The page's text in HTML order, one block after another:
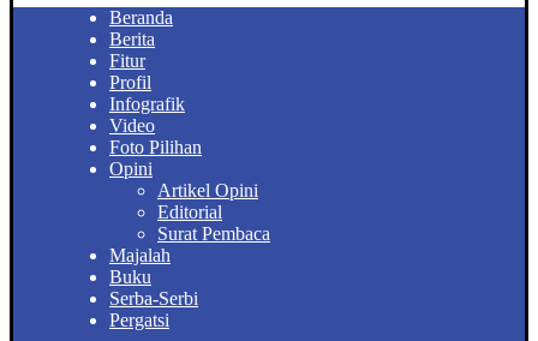
Beranda
Berita
Fitur
Profil
Infografik
Video
Foto Pilihan
Opini
Artikel Opini
Editorial
Surat Pembaca
Majalah
Buku
Serba-Serbi
Pergatsi